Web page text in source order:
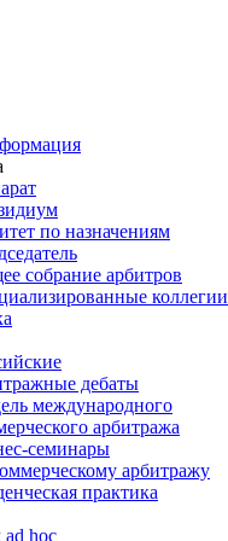
по назначениям
собрание арбитров
коллегии
дебаты
международного
арбитража
семинары
арбитражу
практика
hoc